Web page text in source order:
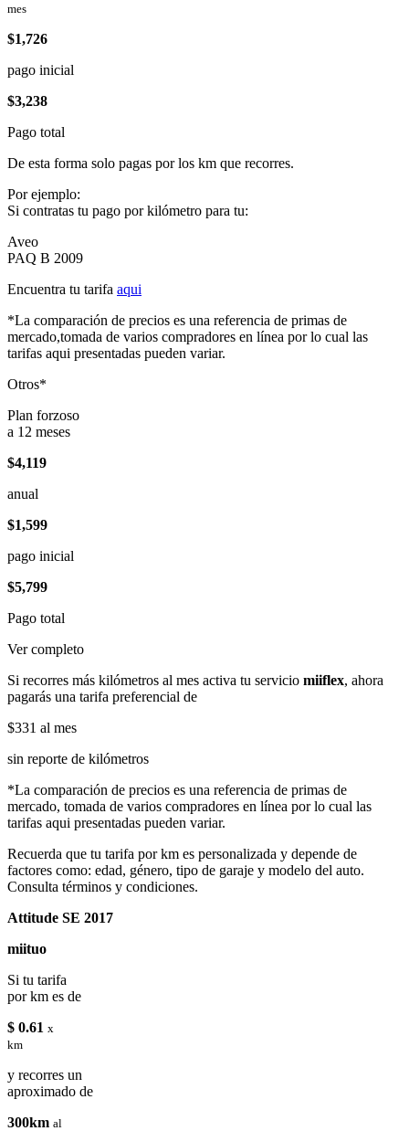
mes
$1,726
pago inicial
$3,238
Pago total
De esta forma solo pagas por los km que recorres.
Por ejemplo:
Si contratas tu pago por kilómetro para tu:
Aveo
PAQ B 2009
Encuentra tu tarifa aqui
*La comparación de precios es una referencia de primas de
mercado,tomada de varios compradores en línea por lo cual las
tarifas aqui presentadas pueden variar.
Otros*
Plan forzoso
a 12 meses
$4,119
anual
$1,599
pago inicial
$5,799
Pago total
Ver completo
Si recorres más kilómetros al mes activa tu servicio miiflex, ahora
pagarás una tarifa preferencial de
$331 al mes
sin reporte de kilómetros
*La comparación de precios es una referencia de primas de
mercado, tomada de varios compradores en línea por lo cual las
tarifas aqui presentadas pueden variar.
Recuerda que tu tarifa por km es personalizada y depende de
factores como: edad, género, tipo de garaje y modelo del auto.
Consulta términos y condiciones.
Attitude SE 2017
miituo
Si tu tarifa
por km es de
$ 0.61 x
km
y recorres un
aproximado de
300km al